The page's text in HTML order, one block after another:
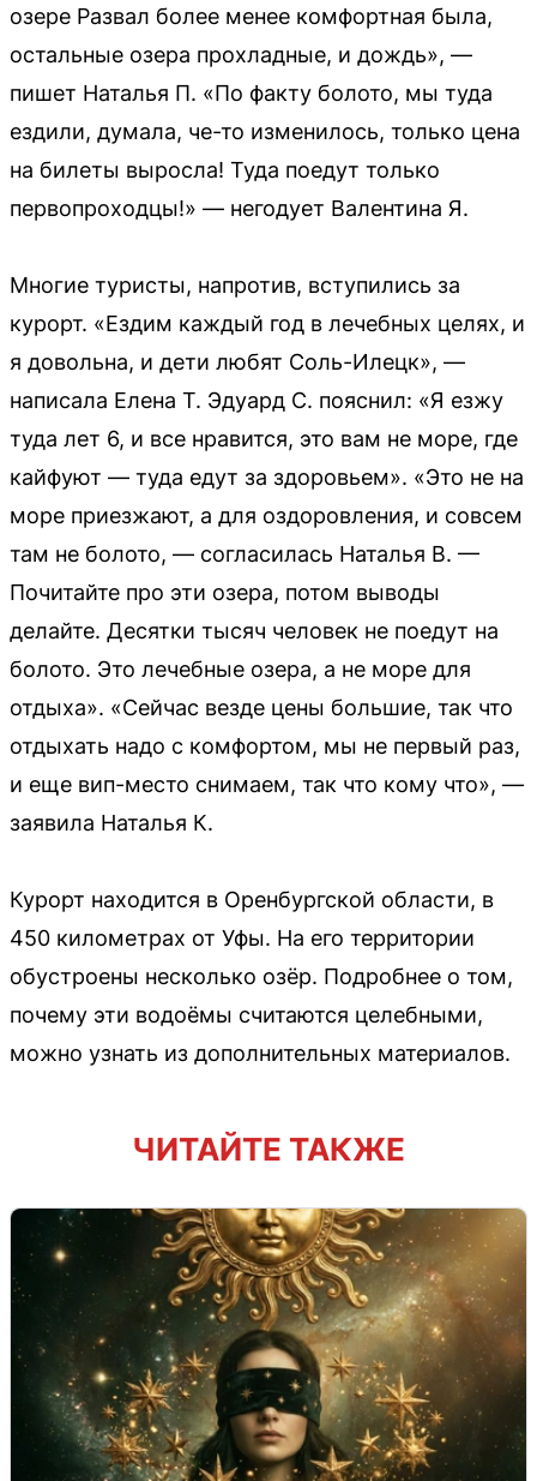
озере Развал более менее комфортная была,
остальные озера прохладные, и дождь», —
пишет Наталья П. «По факту болото, мы туда
ездили, думала, че-то изменилось, только цена
на билеты выросла! Туда поедут только
первопроходцы!» — негодует Валентина Я.
Многие туристы, напротив, вступились за
курорт. «Ездим каждый год в лечебных целях, и
я довольна, и дети любят Соль-Илецк», —
написала Елена Т. Эдуард С. пояснил: «Я езжу
туда лет 6, и все нравится, это вам не море, где
кайфуют — туда едут за здоровьем». «Это не на
море приезжают, а для оздоровления, и совсем
там не болото, — согласилась Наталья В. —
Почитайте про эти озера, потом выводы
делайте. Десятки тысяч человек не поедут на
болото. Это лечебные озера, а не море для
отдыха». «Сейчас везде цены большие, так что
отдыхать надо с комфортом, мы не первый раз,
и еще вип-место снимаем, так что кому что», —
заявила Наталья К.
Курорт находится в Оренбургской области, в
450 километрах от Уфы. На его территории
обустроены несколько озёр. Подробнее о том,
почему эти водоёмы считаются целебными,
можно узнать из дополнительных материалов.
ЧИТАЙТЕ ТАКЖЕ